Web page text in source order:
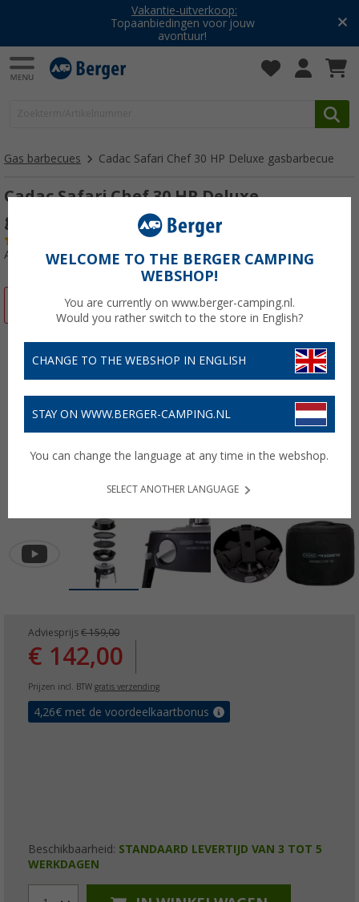
Vakantie-uitverkoop:
Topaanbiedingen voor jouw
avontuur!
Gas barbecues Cadac Safari Chef 30 HP Deluxe gasbarbecue
Cadac Safari Chef 30 HP Deluxe
gasbarbecue
Artikelnr: 733989
Adviesprijs € 159,00
€ 142,00
Prijzen incl. BTW gratis verzending
4,26€ met de voordeelkaartbonus
Beschikbaarheid: STANDAARD LEVERTIJD VAN 3 TOT 5
WERKDAGEN
WELCOME TO THE BERGER CAMPING
WEBSHOP!
You are currently on www.berger-camping.nl.
Would you rather switch to the store in English?
CHANGE TO THE WEBSHOP IN ENGLISH
STAY ON WWW.BERGER-CAMPING.NL
You can change the language at any time in the webshop.
SELECT ANOTHER LANGUAGE